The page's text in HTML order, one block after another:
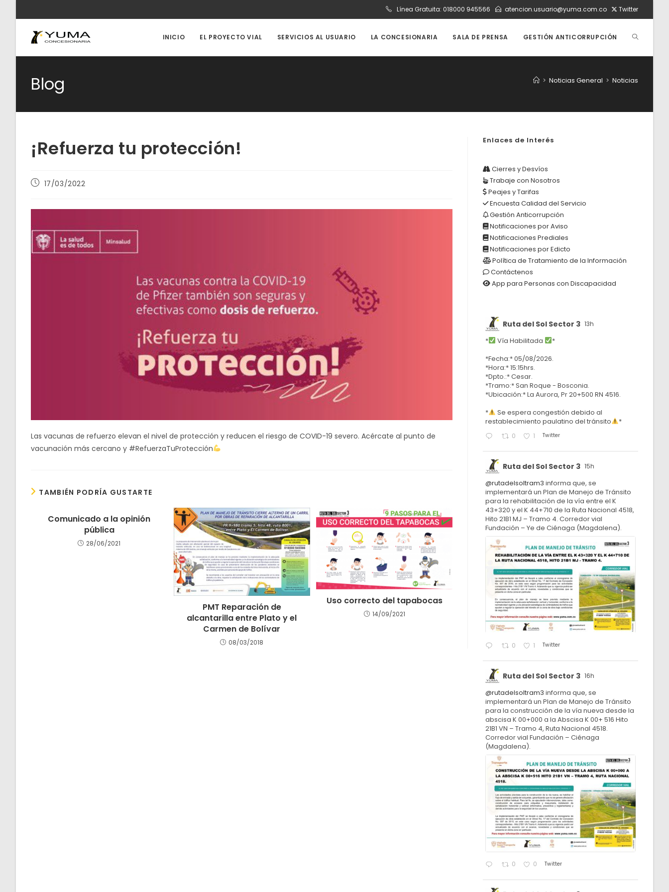
contenido
Línea Gratuita: 018000 945566 atencion.usuario@yuma.com.co Twitter
INICIO EL PROYECTO VIAL SERVICIOS AL USUARIO LA CONCESIONARIA SALA DE PRENSA GESTIÓN ANTICORRUPCIÓN ALTERNAR
DE
Blog > Noticias General > Noticias
¡Refuerza tu protección!
Publicación
entrada:
17/03/2022
Las vacunas de refuerzo elevan el nivel de protección y reducen el riesgo de COVID-19 severo. Acércate al punto de
vacunación más cercano y #RefuerzaTuProtección
TAMBIÉN PODRÍA GUSTARTE
Comunicado a la opinión
pública
28/06/2021
PMT Reparación de
alcantarilla entre Plato y el
Carmen de Bolívar
08/03/2018
Uso correcto del tapabocas
14/09/2021
Enlaces de Interés
Cierres y Desvíos
Trabaje con Nosotros
Peajes y Tarifas
Encuesta Calidad del Servicio
Gestión Anticorrupción
Notificaciones por Aviso
Notificaciones Prediales
Notificaciones por Edicto
Política de Tratamiento de la Información
Contáctenos
App para Personas con Discapacidad
Ruta del Sol Sector 3 13h
* Vía Habilitada
*
*Fecha:* 05/08/2026.
*Hora:* 15:15hrs.
*Dpto.:* Cesar.
*Tramo:* San Roque - Bosconia.
*Ubicación:* La Aurora, Pr 20+500 RN 4516.
*
Se espera congestión debido al
restablecimiento paulatino del tránsito
*
0 1 Twitter
Ruta del Sol Sector 3 15h
@rutadelsoltram3 informa que, se
implementará un Plan de Manejo de Tránsito
para la rehabilitación de la vía entre el K
43+320 y el K 44+710 de la Ruta Nacional 4518,
Hito 21B1 MJ – Tramo 4. Corredor vial
Fundación – Ye de Ciénaga (Magdalena).
0 1 Twitter
Ruta del Sol Sector 3 16h
@rutadelsoltram3 informa que, se
implementará un Plan de Manejo de Tránsito
para la construcción de la vía nueva desde la
abscisa K 00+000 a la Abscisa K 00+ 516 Hito
21B1 VN – Tramo 4, Ruta Nacional 4518.
Corredor vial Fundación – Ciénaga
(Magdalena).
0 0 Twitter